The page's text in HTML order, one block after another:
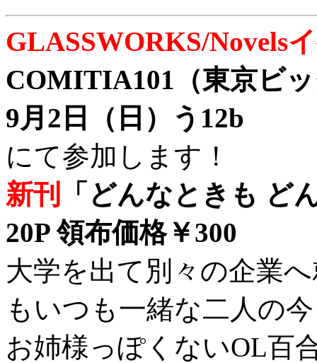
GLASSWORKS/Novels
COMITIA101（東京ビ
9月2日（日）う12b
にて参加します！
新刊
「どんなときも ど
20P 領布価格￥300
大学を出て別々の企業
もいつも一緒な二人の
お姉様っぽくないOL百